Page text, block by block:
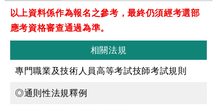
以上資料係作為報名之參考，最終仍須經考選部
應考資格審查通過為準。
相關法規
專門職業及技術人員高等考試技師考試規則
◎通則性法規釋例